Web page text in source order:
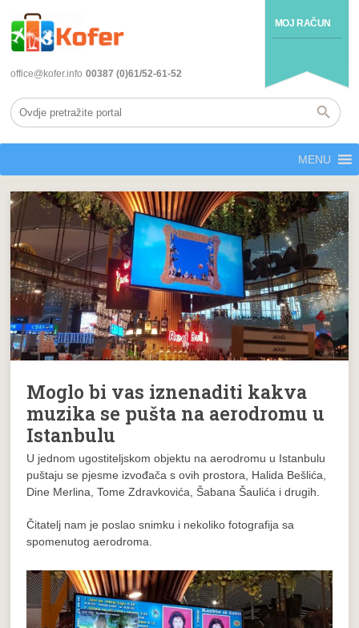
MOJ RAČUN
office@kofer.info 00387 (0)61/52-61-52
MENU
Moglo bi vas iznenaditi kakva
muzika se pušta na aerodromu u
Istanbulu
U jednom ugostiteljskom objektu na aerodromu u Istanbulu
puštaju se pjesme izvođača s ovih prostora, Halida Bešlića,
Dine Merlina, Tome Zdravkovića, Šabana Šaulića i drugih.
Čitatelj nam je poslao snimku i nekoliko fotografija sa
spomenutog aerodroma.